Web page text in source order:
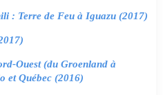
: Terre de Feu à Iguazu (2017)
Ouest (du Groenland à
et Québec (2016)